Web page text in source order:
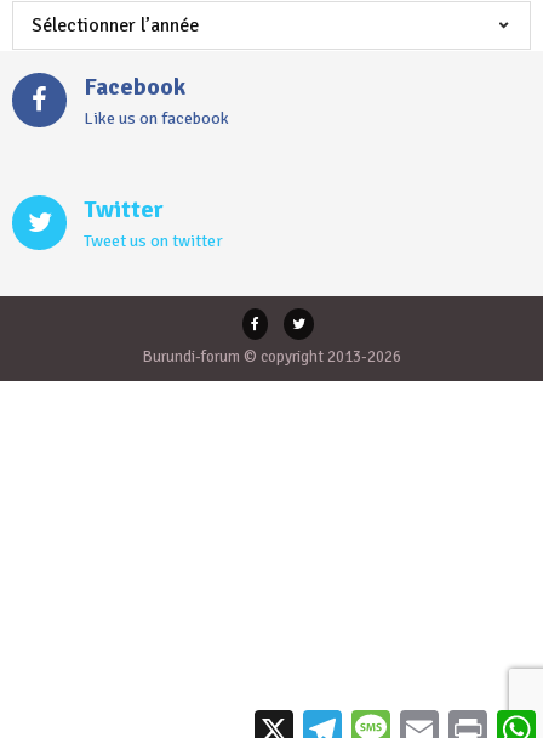
Facebook
Like us on facebook
Twitter
Tweet us on twitter
Burundi-forum © copyright 2013-2026
X TelegramMessageEmail Print